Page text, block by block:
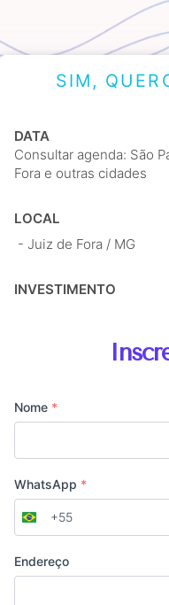
SIM,
DATA
Consultar agenda: São
Fora e outras cidades
LOCAL
- Juiz de Fora / MG
INVESTIMENTO
Nome *
WhatsApp *
Brazil
+55
+55
Endereço